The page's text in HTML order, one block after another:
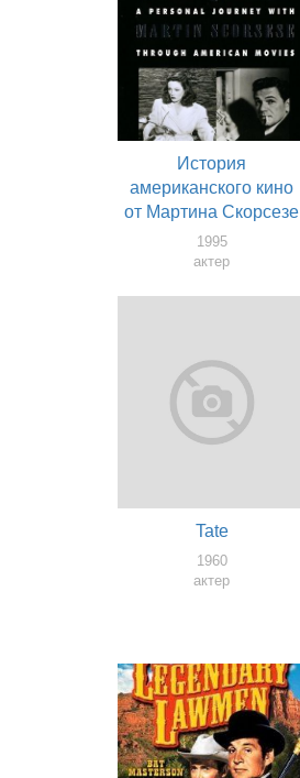
История
американского кино
от Мартина Скорсезе
1995
актер
Tate
1960
актер